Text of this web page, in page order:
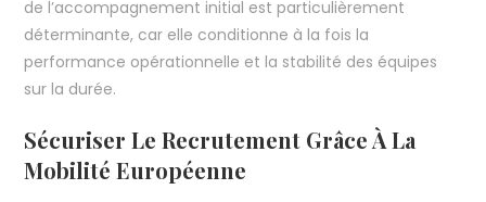
de l’accompagnement initial est particulièrement
déterminante, car elle conditionne à la fois la
performance opérationnelle et la stabilité des équipes
sur la durée.
Sécuriser Le Recrutement Grâce À La
Mobilité Européenne